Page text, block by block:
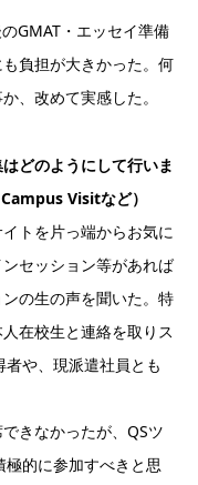
GMAT・エッセイ準備
負担が大きかった。何
、改めて実感した。
どのようにして行いま
Visitなど）
トを片っ端からお気に
セッション等があれば
の生の声を聞いた。特
在校生と連絡を取りス
や、現派遣社員とも
きなかったが、QSツ
的に参加すべきと思